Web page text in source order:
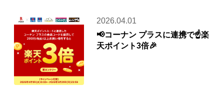
2026.04.01
📢コーナン プラスに連携で☝️楽
天ポイント3倍🎉